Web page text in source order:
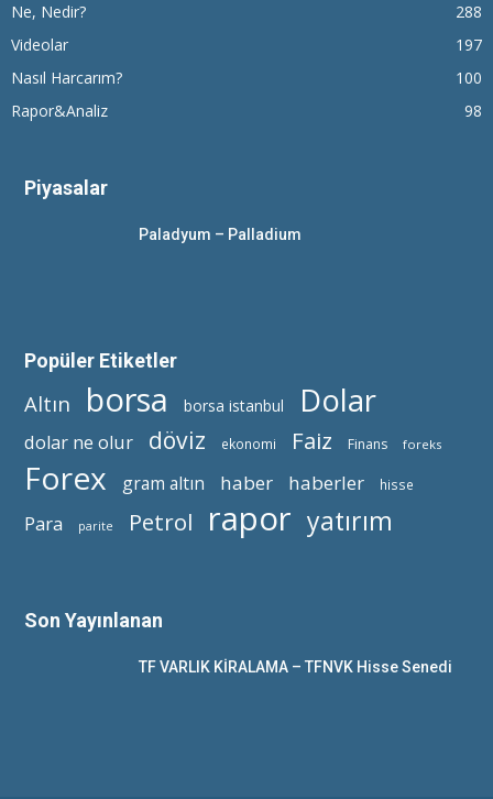
Ne, Nedir?
288
Videolar
197
Nasıl Harcarım?
100
Rapor&Analiz
98
Piyasalar
Paladyum – Palladium
Popüler Etiketler
Altın borsa borsa istanbul Dolar
dolar ne olur döviz ekonomi Faiz Finans foreks
Forex gram altın haber haberler hisse
Para parite Petrol rapor yatırım
Son Yayınlanan
TF VARLIK KİRALAMA – TFNVK Hisse Senedi